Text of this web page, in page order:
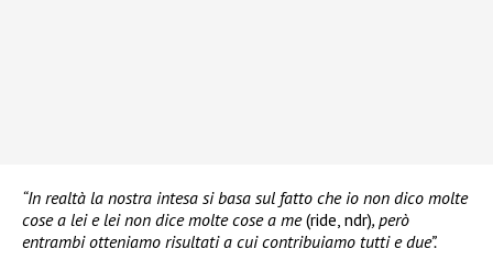
“In realtà la nostra intesa si basa sul fatto che io non dico molte
cose a lei e lei non dice molte cose a me(ride, ndr), però
entrambi otteniamo risultati a cui contribuiamo tutti e due”.